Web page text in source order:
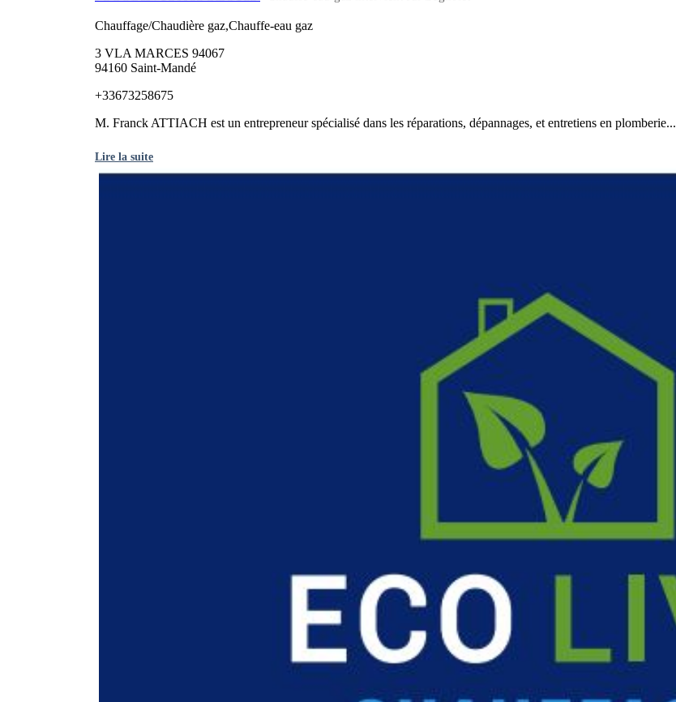
Chauffage/Chaudière gaz,Chauffe-eau gaz
3 VLA MARCES 94067
94160 Saint-Mandé
+33673258675
M. Franck ATTIACH est un entrepreneur spécialisé dans les réparations, dépannages, et entretiens en plomberie...
Lire la suite